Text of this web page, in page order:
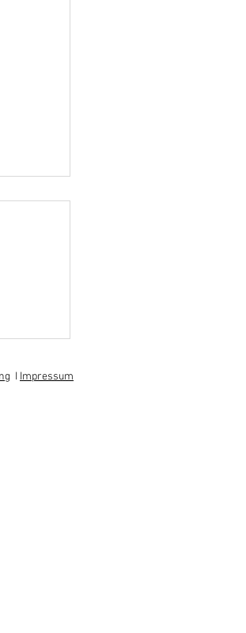
IImpressum